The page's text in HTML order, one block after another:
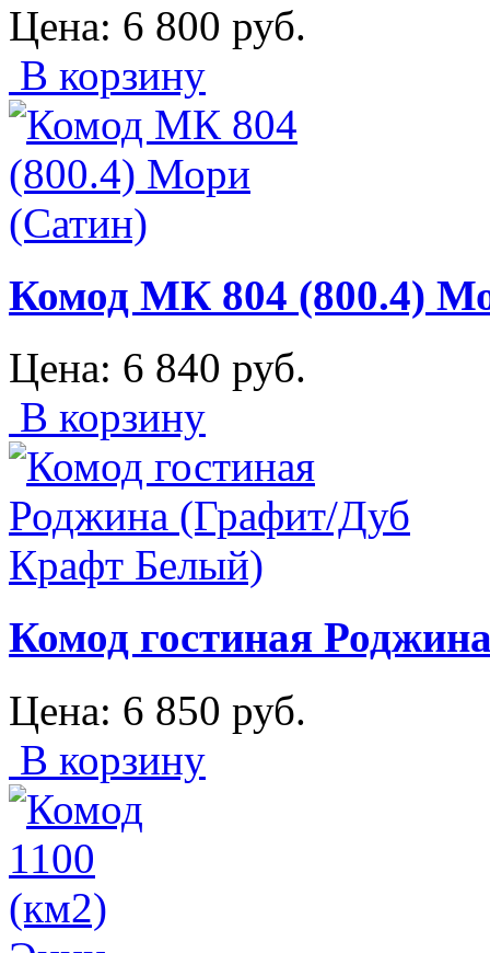
Цена: 6 800 руб.
В корзину
Комод МК 804 (800.4)
Цена: 6 840 руб.
В корзину
Комод гостиная
Цена: 6 850 руб.
В корзину